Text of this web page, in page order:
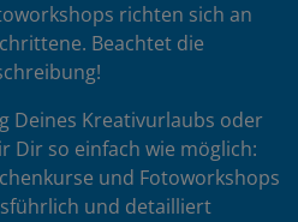
richten sich an
Beachtet die
Deines Kreativurlaubs oder
Dir so einfach wie möglich:
und Fotoworkshops
und detailliert